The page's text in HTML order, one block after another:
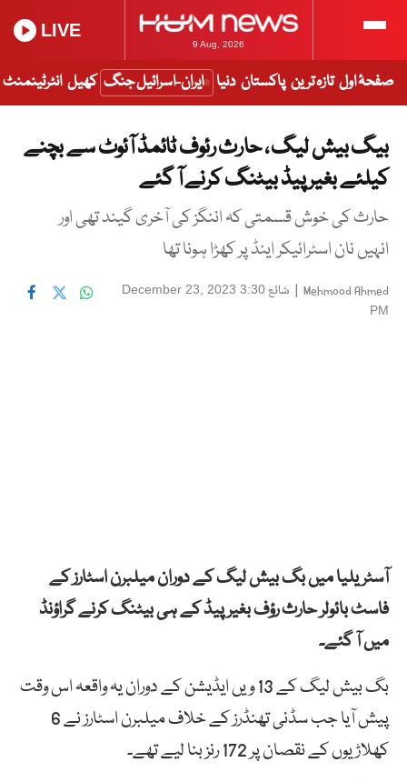
9 Aug, 2026
LIVE
صفحۂ اول تازہ ترین پاکستان دنیا ایران-اسرائیل جنگ کھیل انٹرٹینمنٹ
بیگ بیش لیگ ، حارث رئوف ٹائمڈ آئوٹ سے بچنے
کیلئے بغیر پیڈ بیٹنگ کرنے آ گئے
حارث کی خوش قسمتی کہ اننگز کی آخری گیند تھی اور
انہیں نان اسٹرائیکر اینڈ پر کھڑا ہونا تھا
Mehmood Ahmed
| شائعDecember 23, 2023 3:30
PM
آسٹریلیا میں بگ بیش لیگ کے دوران میلبرن اسٹارز کے
فاسٹ بائولر حارث رؤف بغیر پیڈ کے ہی بیٹنگ کرنے گراؤنڈ
میں آ گئے۔
بگ بیش لیگ کے 13 ویں ایڈیشن کے دوران یہ واقعہ اس وقت
پیش آیا جب سڈنی تھنڈرز کے خلاف میلبرن اسٹارز نے 6
کھلاڑیوں کے نقصان پر 172 رنز بنا لیے تھے۔